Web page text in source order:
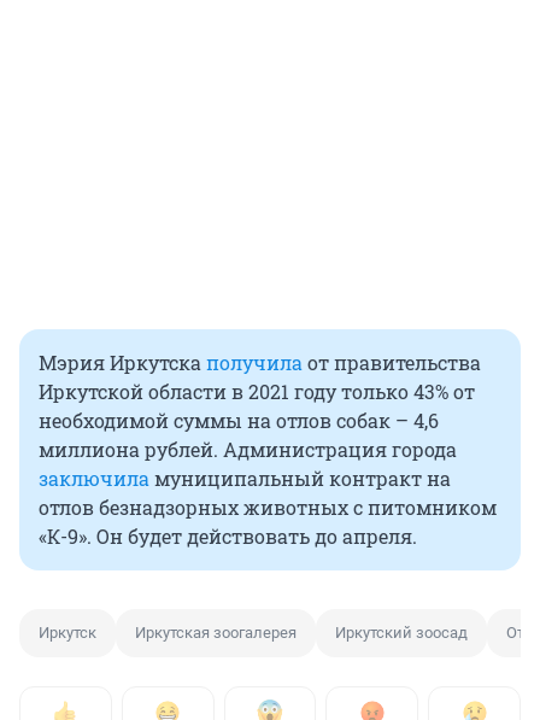
Мэрия Иркутска получила от правительства
Иркутской области в 2021 году только 43% от
необходимой суммы на отлов собак – 4,6
миллиона рублей. Администрация города
заключила муниципальный контракт на
отлов безнадзорных животных с питомником
«К-9». Он будет действовать до апреля.
Иркутск Иркутская зоогалерея Иркутский зоосад